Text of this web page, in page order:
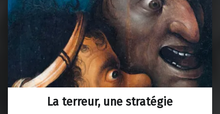
La terreur, une stratégie